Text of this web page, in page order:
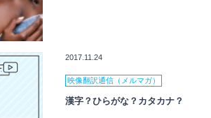
2017.11.24
映像翻訳通信（メルマガ）
漢字？ひらがな？カタカナ？